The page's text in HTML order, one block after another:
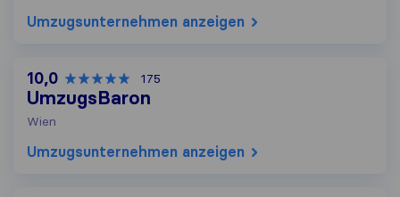
Umzugs​unternehmen anzeigen
10,0 175
UmzugsBaron
Wien
Umzugs​unternehmen anzeigen